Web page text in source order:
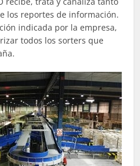
los reportes de información.
indicada por la empresa,
todos los sorters que